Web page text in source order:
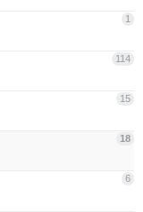
1
114
15
18
6